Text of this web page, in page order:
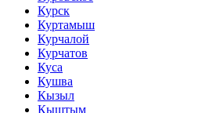
Курск
Куртамыш
Курчалой
Курчатов
Куса
Кушва
Кызыл
Кыштым